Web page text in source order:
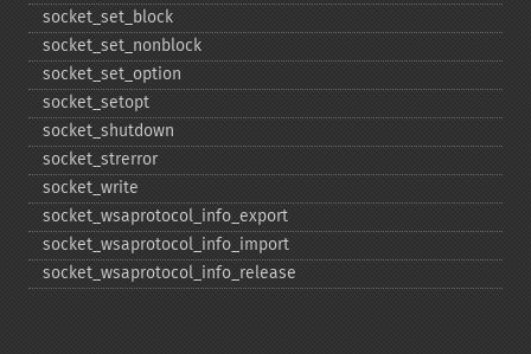
socket_​set_​block
socket_​set_​nonblock
socket_​set_​option
socket_​setopt
socket_​shutdown
socket_​strerror
socket_​write
socket_​wsaprotocol_​info_​export
socket_​wsaprotocol_​info_​import
socket_​wsaprotocol_​info_​release